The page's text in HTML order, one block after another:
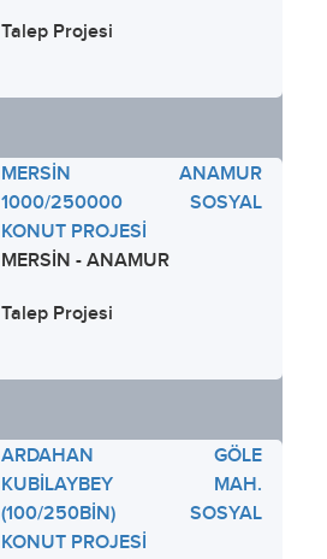
Talep Projesi
MERSİN ANAMUR
1000/250000 SOSYAL
KONUT PROJESİ
MERSİN - ANAMUR
Talep Projesi
ARDAHAN GÖLE
KUBİLAYBEY MAH.
(100/250BİN) SOSYAL
KONUT PROJESİ